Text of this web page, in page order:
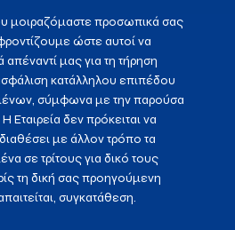
μοιραζόμαστε προσωπικά σας
ώστε αυτοί να
μας για τη τήρηση
κατάλληλου επιπέδου
σύμφωνα με την παρούσα
Εταιρεία δεν πρόκειται να
με άλλον τρόπο τα
σε τρίτους για δικό τους
τη δική σας προηγούμενη
συγκατάθεση.